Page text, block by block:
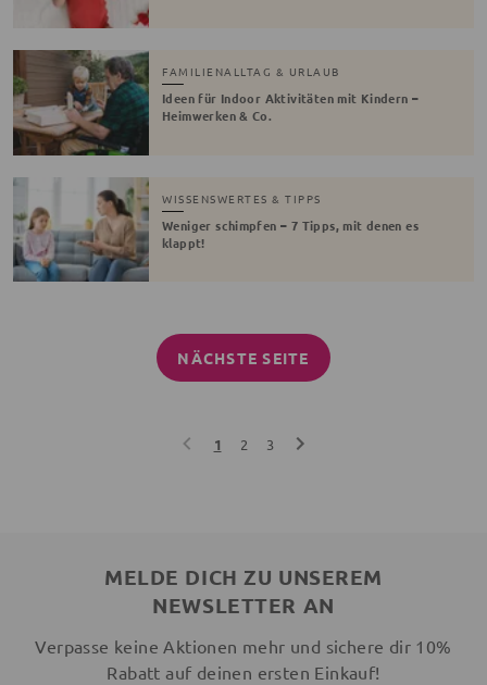
FAMILIENALLTAG & URLAUB
Ideen für Indoor Aktivitäten mit Kindern –
Heimwerken & Co.
WISSENSWERTES & TIPPS
Weniger schimpfen – 7 Tipps, mit denen es
klappt!
NÄCHSTE SEITE
1 2 3
MELDE DICH ZU UNSEREM
NEWSLETTER AN
Verpasse keine Aktionen mehr und sichere dir 10%
Rabatt auf deinen ersten Einkauf!